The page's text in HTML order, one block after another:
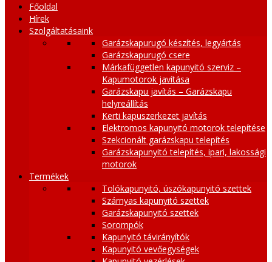
Főoldal
Hírek
Szolgáltatásaink
Garázskapurugó készítés, legyártás
Garázskapurugó csere
Márkafüggetlen kapunyitó szerviz –
Kapumotorok javítása
Garázskapu javítás – Garázskapu
helyreállítás
Kerti kapuszerkezet javítás
Elektromos kapunyitó motorok telepítése
Szekcionált garázskapu telepítés
Garázskapunyitó telepítés, ipari, lakossági
motorok
Termékek
Tolókapunyitó, úszókapunyitó szettek
Szárnyas kapunyitó szettek
Garázskapunyitó szettek
Sorompók
Kapunyitó távirányítók
Kapunyitó vevőegységek